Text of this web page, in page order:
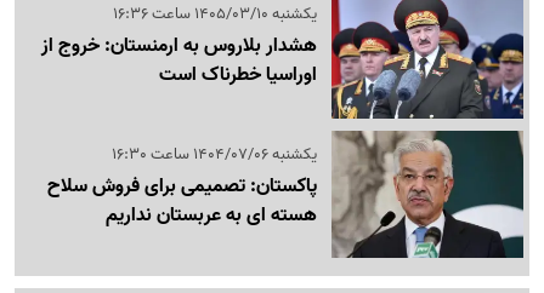
یکشنبه 1405/03/10 ساعت 16:36
هشدار بلاروس به ارمنستان: خروج از
اوراسیا خطرناک است
یکشنبه 1404/07/06 ساعت 16:30
پاکستان: تصمیمی برای فروش سلاح
هسته ای به عربستان نداریم